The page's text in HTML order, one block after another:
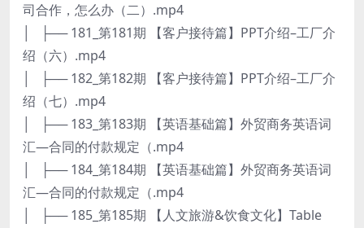
司合作，怎么办（二）.mp4
│ ├── 181_第181期 【客户接待篇】PPT介绍–工厂介
绍（六）.mp4
│ ├── 182_第182期 【客户接待篇】PPT介绍–工厂介
绍（七）.mp4
│ ├── 183_第183期 【英语基础篇】外贸商务英语词
汇—合同的付款规定（.mp4
│ ├── 184_第184期 【英语基础篇】外贸商务英语词
汇—合同的付款规定（.mp4
│ ├── 185_第185期 【人文旅游&饮食文化】Table